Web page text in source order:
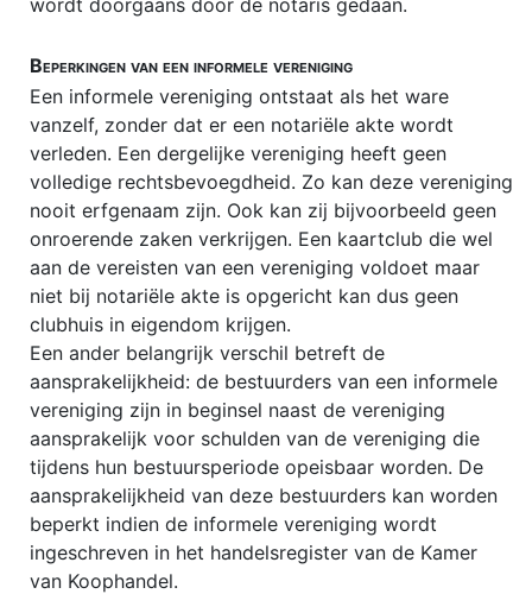
wordt doorgaans door de notaris gedaan.
Beperkingen van een informele vereniging
Een informele vereniging ontstaat als het ware
vanzelf, zonder dat er een notariële akte wordt
verleden. Een dergelijke vereniging heeft geen
volledige rechtsbevoegdheid. Zo kan deze vereniging
nooit erfgenaam zijn. Ook kan zij bijvoorbeeld geen
onroerende zaken verkrijgen. Een kaartclub die wel
aan de vereisten van een vereniging voldoet maar
niet bij notariële akte is opgericht kan dus geen
clubhuis in eigendom krijgen.
Een ander belangrijk verschil betreft de
aansprakelijkheid: de bestuurders van een informele
vereniging zijn in beginsel naast de vereniging
aansprakelijk voor schulden van de vereniging die
tijdens hun bestuursperiode opeisbaar worden. De
aansprakelijkheid van deze bestuurders kan worden
beperkt indien de informele vereniging wordt
ingeschreven in het handelsregister van de Kamer
van Koophandel.